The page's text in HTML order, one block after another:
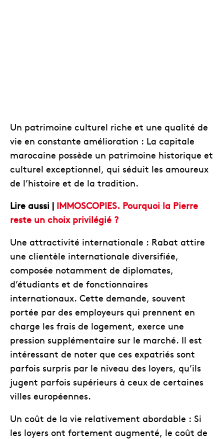
Un patrimoine culturel riche et une qualité de
vie en constante amélioration : La capitale
marocaine possède un patrimoine historique et
culturel exceptionnel, qui séduit les amoureux
de l’histoire et de la tradition.
Lire aussi | IMMOSCOPIES. Pourquoi la Pierre
reste un choix privilégié ?
Une attractivité internationale : Rabat attire
une clientèle internationale diversifiée,
composée notamment de diplomates,
d’étudiants et de fonctionnaires
internationaux. Cette demande, souvent
portée par des employeurs qui prennent en
charge les frais de logement, exerce une
pression supplémentaire sur le marché. Il est
intéressant de noter que ces expatriés sont
parfois surpris par le niveau des loyers, qu’ils
jugent parfois supérieurs à ceux de certaines
villes européennes.
Un coût de la vie relativement abordable : Si
les loyers ont fortement augmenté, le coût de